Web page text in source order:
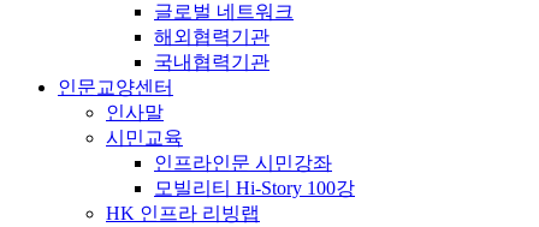
글로벌 네트워크
해외협력기관
국내협력기관
인문교양센터
인사말
시민교육
인프라인문 시민강좌
모빌리티 Hi-Story 100강
HK 인프라 리빙랩